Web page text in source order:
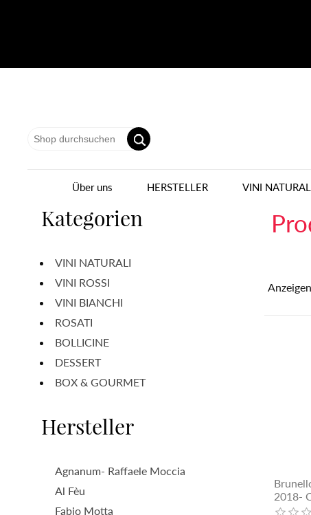
Über uns HERSTELLER VINI
Kategorien
VINI NATURALI
VINI ROSSI
VINI BIANCHI
ROSATI
BOLLICINE
DESSERT
BOX & GOURMET
Hersteller
Agnanum- Raffaele Moccia
Al Fèu
Fabio Motta
2018-